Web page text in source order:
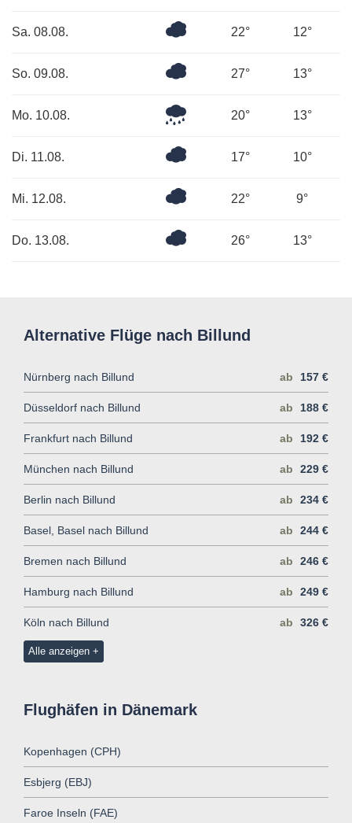
Sa. 08.08.
Überwiegend
22° 12°
So. 09.08. 27° 13°
Mo. 10.08.
Mäßiger20° 13°
Di. 11.08.
Überwiegend
17° 10°
Mi. 12.08. 22° 9°
Do. 13.08. 26° 13°
Alternative Flüge nach Billund
Nürnberg nach Billund ab 157 €
Düsseldorf nach Billund ab 188 €
Frankfurt nach Billund ab 192 €
München nach Billund ab 229 €
Berlin nach Billund ab 234 €
Basel, Basel nach Billund ab 244 €
Bremen nach Billund ab 246 €
Hamburg nach Billund ab 249 €
Köln nach Billund ab 326 €
Alle anzeigen
Flughäfen in Dänemark
Kopenhagen (CPH)
Esbjerg (EBJ)
Faroe Inseln (FAE)